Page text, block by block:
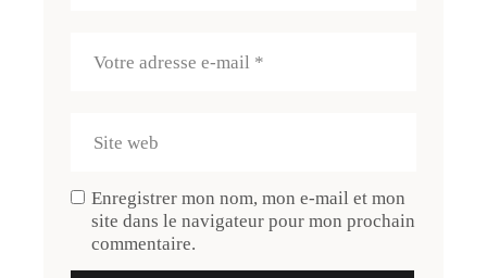
Enregistrer mon nom, mon e-mail et mon
site dans le navigateur pour mon prochain
commentaire.